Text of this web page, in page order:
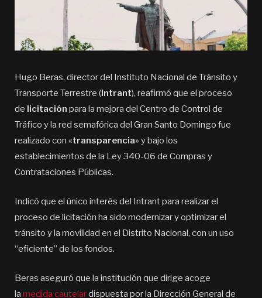
Hugo Beras, director del Instituto Nacional de Tránsito y
Transporte Terrestre (Intrant), reafirmó que el proceso
de licitación para la mejora del Centro de Control de
Tráfico y la red semafórica del Gran Santo Domingo fue
realizado con «transparencia» y bajo los
establecimientos de la Ley 340-06 de Compras y
Contrataciones Públicas.
Indicó que el único interés del Intrant para realizar el
proceso de licitación ha sido modernizar y optimizar el
tránsito y la movilidad en el Distrito Nacional, con un uso
“eficiente” de los fondos.
Beras aseguró que la institución que dirige acoge
la medida cautelardispuesta por la Dirección General de